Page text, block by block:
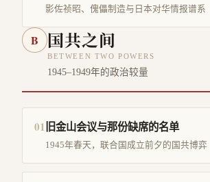
影佐祯昭、傀儡制造与日本对华情报谱系
B 国共之间
BETWEEN TWO POWERS
1945–1949年的政治较量
01 旧金山会议与那份缺席的名单
1945年春天，联合国成立前夕的国共博弈